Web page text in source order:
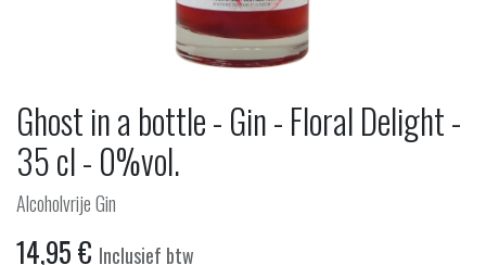
Ghost in a bottle - Gin - Floral Delight -
35 cl - 0%vol.
Alcoholvrije Gin
14,95€ Inclusief btw